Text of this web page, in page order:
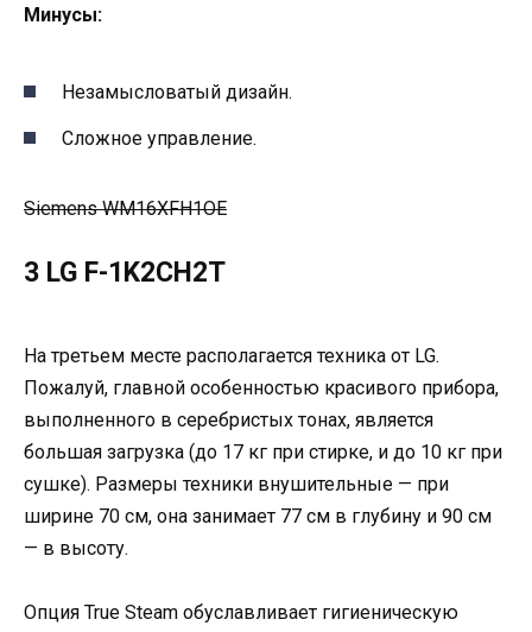
Минусы:
Незамысловатый дизайн.
Сложное управление.
Siemens WM16XFH1OE
3 LG F-1K2CH2T
На третьем месте располагается техника от LG.
Пожалуй, главной особенностью красивого прибора,
выполненного в серебристых тонах, является
большая загрузка (до 17 кг при стирке, и до 10 кг при
сушке). Размеры техники внушительные — при
ширине 70 см, она занимает 77 см в глубину и 90 см
— в высоту.
Опция True Steam обуславливает гигиеническую